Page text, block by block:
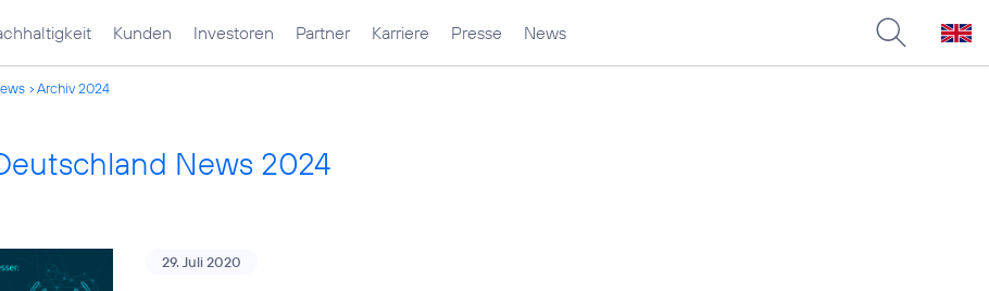
Kunden Investoren Partner Karriere Presse News
Archiv 2024
News 2024
29. Juli 2020